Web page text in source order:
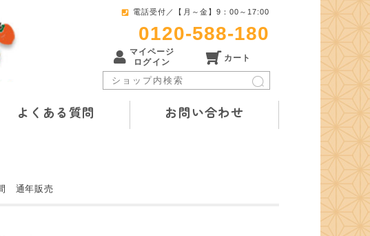
電話受付／【月～金】9：00～17:00
0120-588-180
マイページ
ログイン
カート
よくある質問 お問い合わせ
通年販売